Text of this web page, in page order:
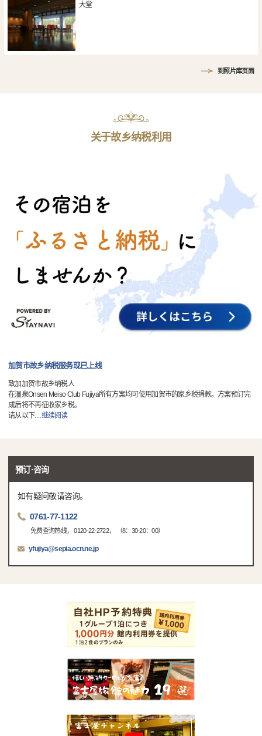
大堂
到照片库页面
关于故乡纳税利用
加贺市故乡纳税服务现已上线
致加加贺市故乡纳税人
在温泉Onsen Meiso Club Fujiya所有方案均可使用加贺市的家乡税捐款。方案预订完
成后将不再征收家乡税。
请从以下… 继续阅读
预订·咨询
如有疑问敬请咨询。
0761-77-1122
免费查询热线， 0120-22-2722， （8：30-20：00）
yfujiya@sepia.ocn.ne.jp